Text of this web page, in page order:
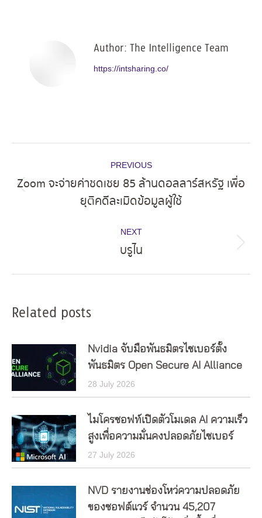
Author: The Intelligence Team
https://intsharing.co/
navigation
PREVIOUS
Previous
post:
Zoom จะจ่ายค่าชดเชย 85 ล้านดอลลาร์สหรัฐ เพื่อ
ยุติคดีละเมิดข้อมูลผู้ใช้
NEXT
Next
บรูไน
Related posts
Nvidia จับมือพันธมิตรไซเบอร์ตั้ง
พันธมิตร Open Secure AI Alliance
28 July 2026
ไมโครซอฟท์เปิดตัวโมเดล AI ความเร็ว
สูงเพื่อความมั่นคงปลอดภัยไซเบอร์
27 July 2026
NVD รายงานช่องโหว่ความปลอดภัย
ของซอฟต์แวร์ จำนวน 45,207